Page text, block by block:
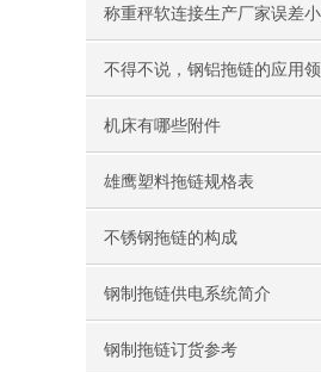
机床有哪些附件
雄鹰塑料拖链规格表
不锈钢拖链的构成
钢制拖链供电系统简介
钢制拖链订货参考